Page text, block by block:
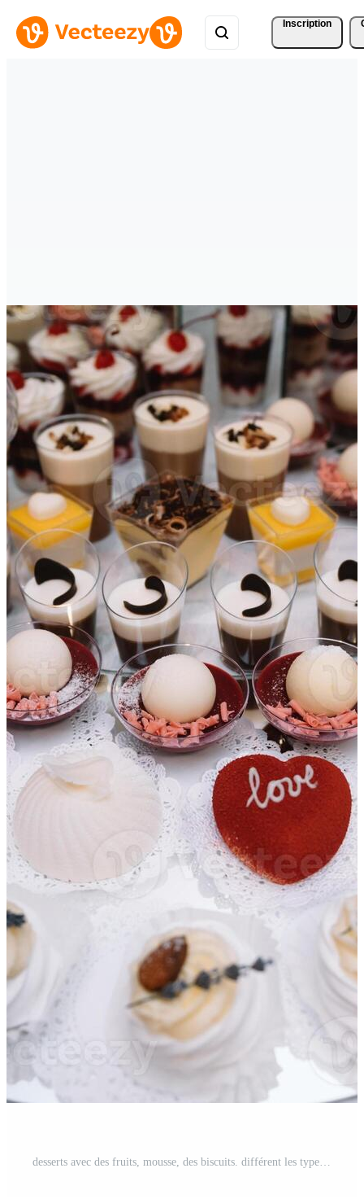
Inscription
desserts avec des fruits, mousse, des biscuits. différent les types de sucré des pâtisseries, petit coloré sucré Gâteaux, macarons, et autre desserts dans le sucré buffet. bonbons bar pour anniversaire. Photo Pro